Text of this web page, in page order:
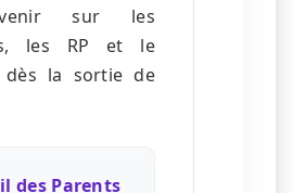
sur les
les RP et le
dès la sortie de
des Parents